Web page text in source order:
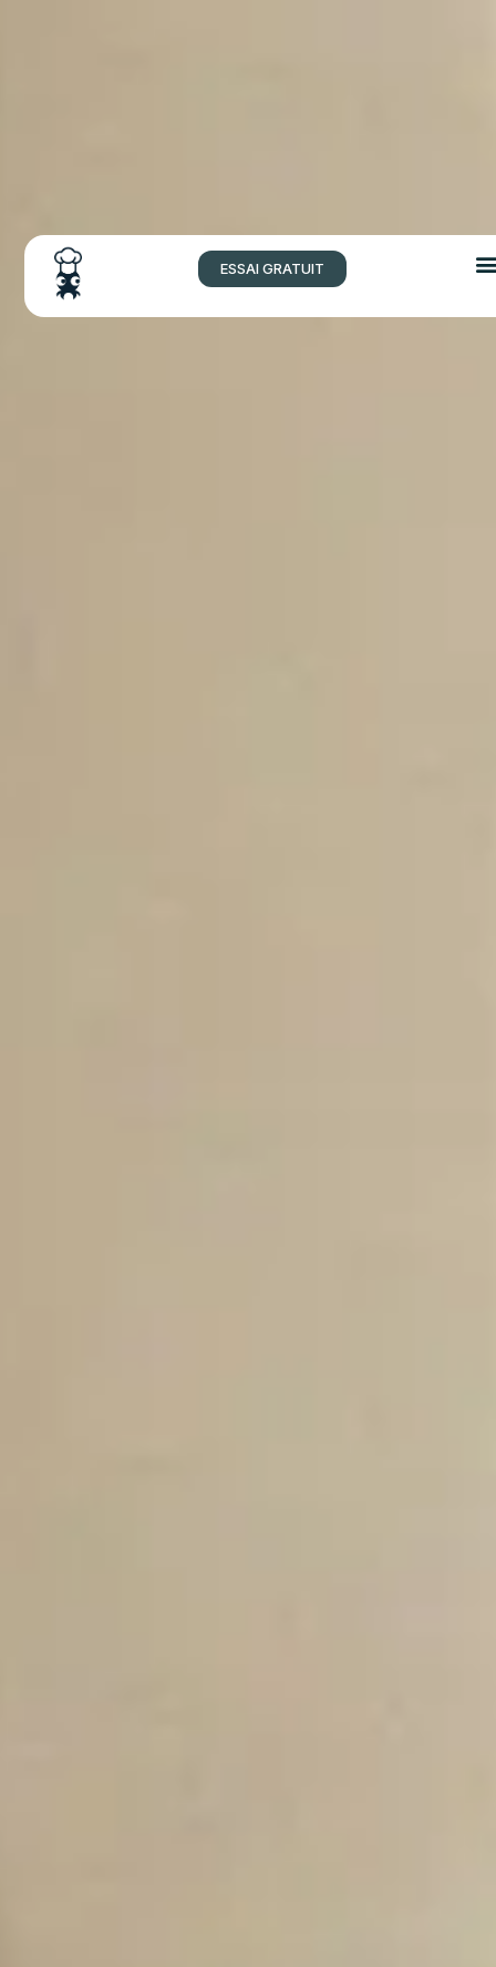
ESSAI GRATUIT